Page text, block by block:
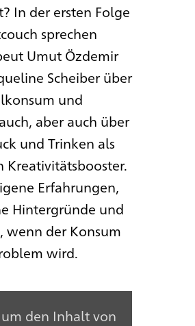
In der ersten Folge
sprechen
Umut Özdemir
Scheiber über
und
aber auch über
und Trinken als
Kreativitätsbooster.
Erfahrungen,
Hintergründe und
wenn der Konsum
wird.
den Inhalt von